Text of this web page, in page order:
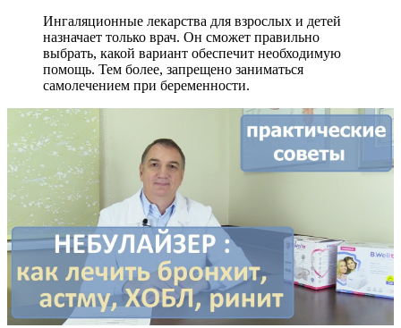
Ингаляционные лекарства для взрослых и детей
назначает только врач. Он сможет правильно
выбрать, какой вариант обеспечит необходимую
помощь. Тем более, запрещено заниматься
самолечением при беременности.